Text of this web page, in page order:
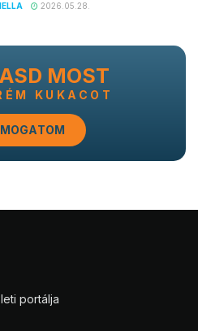
2026.05.28.
MOST
KUKACOT
portálja